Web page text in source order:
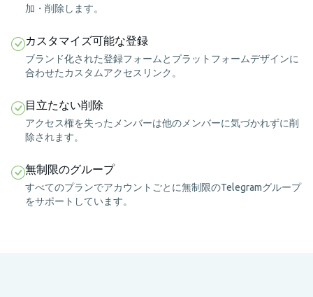
加・削除します。
カスタマイズ可能な登録
ブランド化された登録フォームとプラットフォームデザインに
合わせたカスタムアクセスリンク。
目立たない削除
アクセス権を失ったメンバーは他のメンバーに気づかれずに削
除されます。
無制限のグループ
すべてのプランでアカウントごとに無制限のTelegramグループ
をサポートしています。